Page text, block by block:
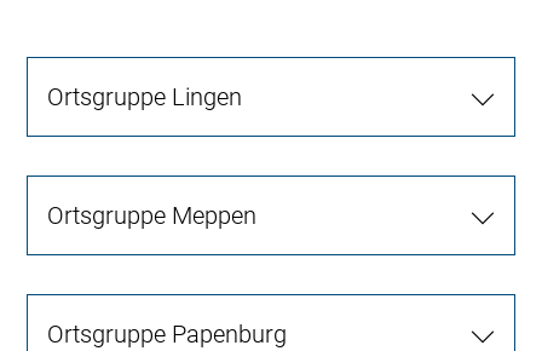
Ortsgruppe Lingen
Ortsgruppe Meppen
Ortsgruppe Papenburg